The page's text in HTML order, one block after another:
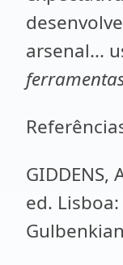
arsenal...
GIDDENS,
ed.